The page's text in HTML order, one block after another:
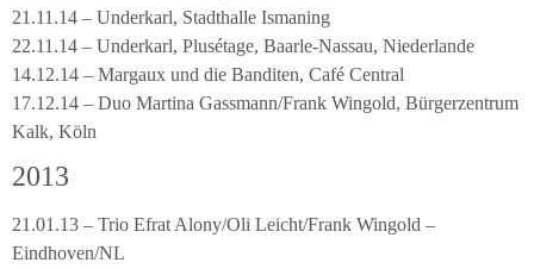
21.11.14 – Underkarl, Stadthalle Ismaning
22.11.14 – Underkarl, Plusétage, Baarle-Nassau, Niederlande
14.12.14 – Margaux und die Banditen, Café Central
17.12.14 – Duo Martina Gassmann/Frank Wingold, Bürgerzentrum
Kalk, Köln
2013
21.01.13 – Trio Efrat Alony/Oli Leicht/Frank Wingold –
Eindhoven/NL